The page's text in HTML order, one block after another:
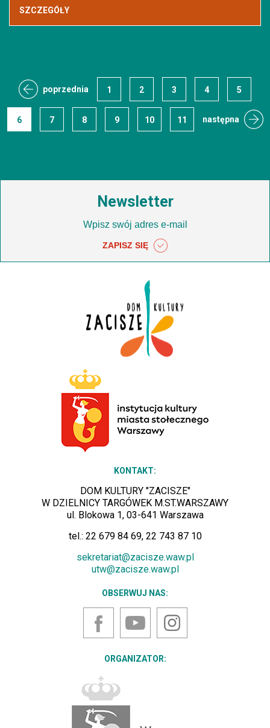
SZCZEGÓŁY
poprzednia 1 2 3 4 5
6 7 8 9 10 11 następna
Newsletter
ZAPISZ SIĘ
KONTAKT:
DOM KULTURY "ZACISZE"
W DZIELNICY TARGÓWEK M.ST.WARSZAWY
ul. Blokowa 1, 03-641 Warszawa
tel.: 22 679 84 69, 22 743 87 10
sekretariat@zacisze.waw.pl
utw@zacisze.waw.pl
OBSERWUJ NAS:
FacebookYouTubeInstagram
ORGANIZATOR: